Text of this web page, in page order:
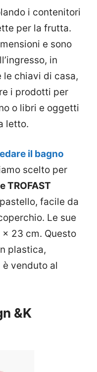
i contenitori
per la frutta.
e sono
in
le chiavi di casa,
i prodotti per
o libri e oggetti
letto.
il bagno
scelto per
TROFAST
facile da
Le sue
23 cm. Questo
plastica,
venduto al
&K